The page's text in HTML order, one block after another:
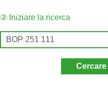
② Iniziare la ricerca
Cercare